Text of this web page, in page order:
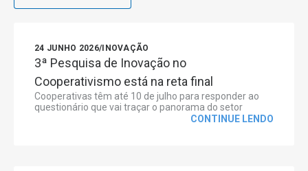
24 JUNHO 2026/INOVAÇÃO
3ª Pesquisa de Inovação no
Cooperativismo está na reta final
Cooperativas têm até 10 de julho para responder ao
questionário que vai traçar o panorama do setor
CONTINUE LENDO